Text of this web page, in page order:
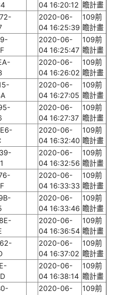
04 16:20:12 瞻計畫
2020-06-
04 16:25:39
109前
瞻計畫
2020-06-
04 16:25:47
109前
瞻計畫
2020-06-
04 16:26:02
109前
瞻計畫
2020-06-
04 16:27:05
109前
瞻計畫
2020-06-
04 16:27:37
109前
瞻計畫
2020-06-
04 16:32:40
109前
瞻計畫
2020-06-
04 16:32:56
109前
瞻計畫
2020-06-
04 16:33:33
109前
瞻計畫
2020-06-
04 16:33:46
109前
瞻計畫
2020-06-
04 16:36:54
109前
瞻計畫
2020-06-
04 16:37:02
109前
瞻計畫
2020-06-
04 16:38:14
109前
瞻計畫
2020-06-
109前